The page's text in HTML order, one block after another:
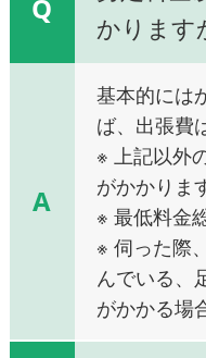
Q
かります
A
基本的には
ば、出張費
※ 上記以外
がかかりま
※ 最低料金
※ 伺った際
んでいる、
がかかる場